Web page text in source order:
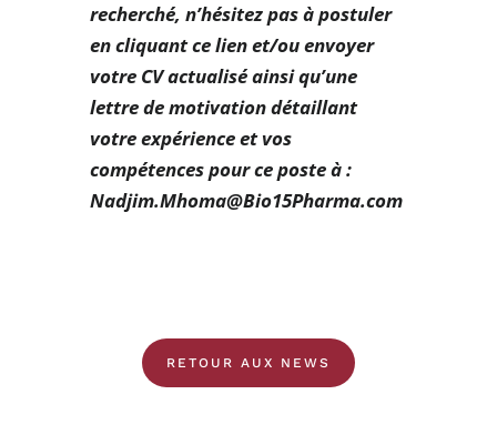
recherché, n’hésitez pas à postuler
en cliquant ce lien et/ou envoyer
votre CV actualisé ainsi qu’une
lettre de motivation détaillant
votre expérience et vos
compétences pour ce poste à :
Nadjim.Mhoma@Bio15Pharma.com
RETOUR AUX NEWS